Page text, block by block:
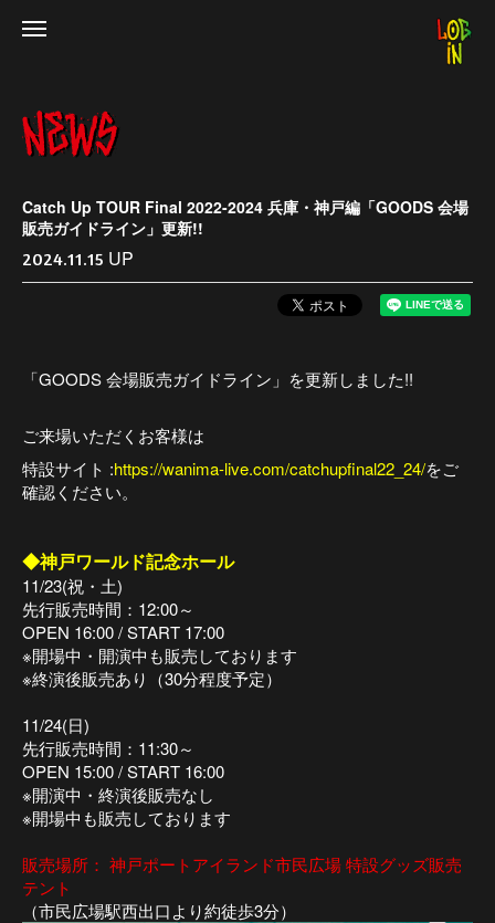
Catch Up TOUR Final 2022-2024 兵庫・神戸編「GOODS 会場
販売ガイドライン」更新!!
2024.11.15 UP
「GOODS 会場販売ガイドライン」を更新しました!!
ご来場いただくお客様は
特設サイト :https://wanima-live.com/catchupfinal22_24/をご
確認ください。
◆神戸ワールド記念ホール
11/23(祝・土)
先行販売時間：12:00～
OPEN 16:00 / START 17:00
※開場中・開演中も販売しております
※終演後販売あり（30分程度予定）
11/24(日)
先行販売時間：11:30～
OPEN 15:00 / START 16:00
※開演中・終演後販売なし
※開場中も販売しております
販売場所： 神戸ポートアイランド市民広場 特設グッズ販売
テント
（市民広場駅西出口より約徒歩3分）